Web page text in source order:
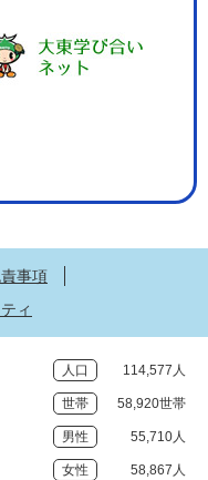
事項
ィ
人口 114,577人
世帯 58,920世帯
男性 55,710人
女性 58,867人